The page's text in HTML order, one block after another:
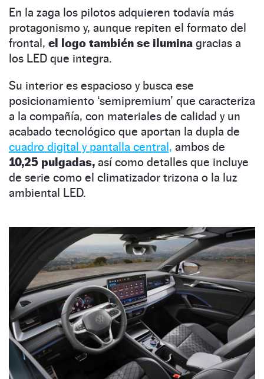
En la zaga los pilotos adquieren todavía más
protagonismo y, aunque repiten el formato del
frontal, el logo también se ilumina gracias a
los LED que integra.
Su interior es espacioso y busca ese
posicionamiento ‘semipremium’ que caracteriza
a la compañía, con materiales de calidad y un
acabado tecnológico que aportan la dupla de
cuadro digital y pantalla central, ambos de
10,25 pulgadas, así como detalles que incluye
de serie como el climatizador trizona o la luz
ambiental LED.